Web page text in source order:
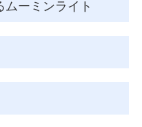
ーミンライト